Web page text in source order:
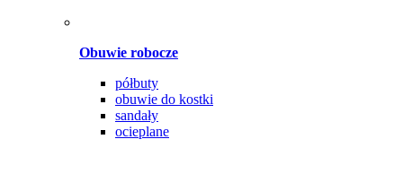
Obuwie robocze
półbuty
obuwie do kostki
sandały
ocieplane